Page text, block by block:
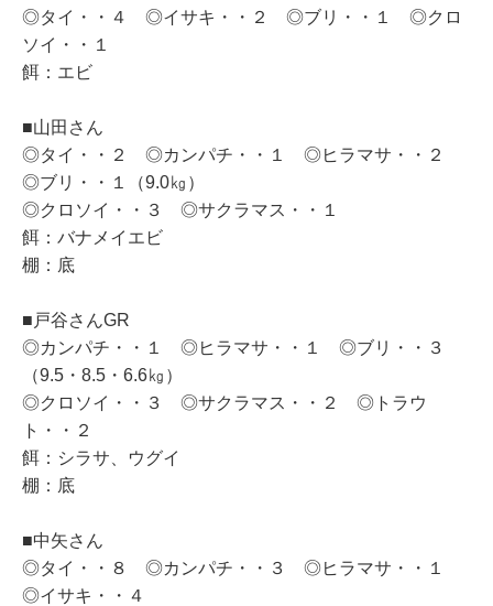
◎タイ・・４ ◎イサキ・・２ ◎ブリ・・１ ◎クロ
ソイ・・１
餌：エビ
■山田さん
◎タイ・・２ ◎カンパチ・・１ ◎ヒラマサ・・２
◎ブリ・・１（9.0㎏）
◎クロソイ・・３ ◎サクラマス・・１
餌：バナメイエビ
棚：底
■戸谷さんGR
◎カンパチ・・１ ◎ヒラマサ・・１ ◎ブリ・・３
（9.5・8.5・6.6㎏）
◎クロソイ・・３ ◎サクラマス・・２ ◎トラウ
ト・・２
餌：シラサ、ウグイ
棚：底
■中矢さん
◎タイ・・８ ◎カンパチ・・３ ◎ヒラマサ・・１
◎イサキ・・４